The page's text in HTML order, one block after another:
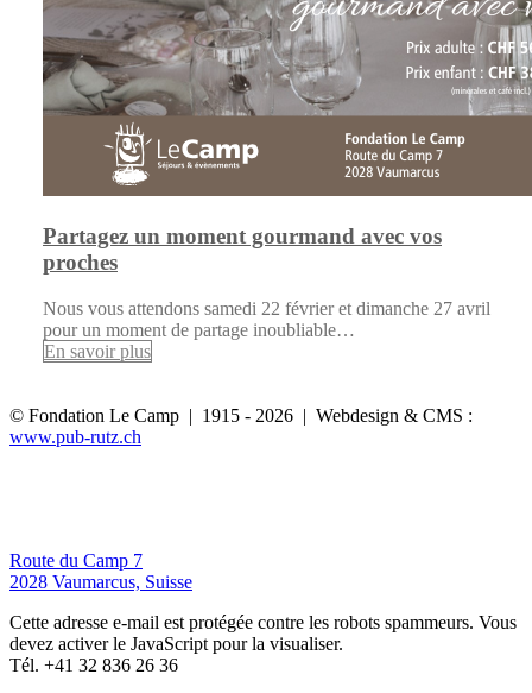
Partagez un moment gourmand avec vos
proches
Nous vous attendons samedi 22 février et dimanche 27 avril
pour un moment de partage inoubliable…
En savoir plus
© Fondation Le Camp | 1915 - 2026 | Webdesign & CMS :
www.pub-rutz.ch
Route du Camp 7
2028 Vaumarcus, Suisse
Cette adresse e-mail est protégée contre les robots spammeurs. Vous
devez activer le JavaScript pour la visualiser.
Tél. +41 32 836 26 36